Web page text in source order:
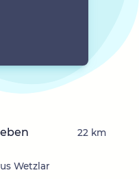
Wetzlar
22 km